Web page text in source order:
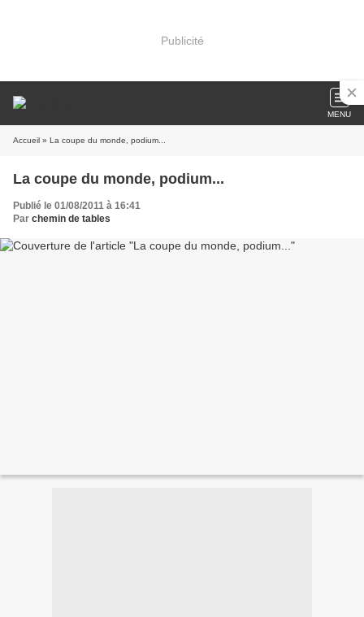
Publicité
MENU
Accueil » La coupe du monde, podium...
La coupe du monde, podium...
Publié le 01/08/2011 à 16:41
Par chemin de tables